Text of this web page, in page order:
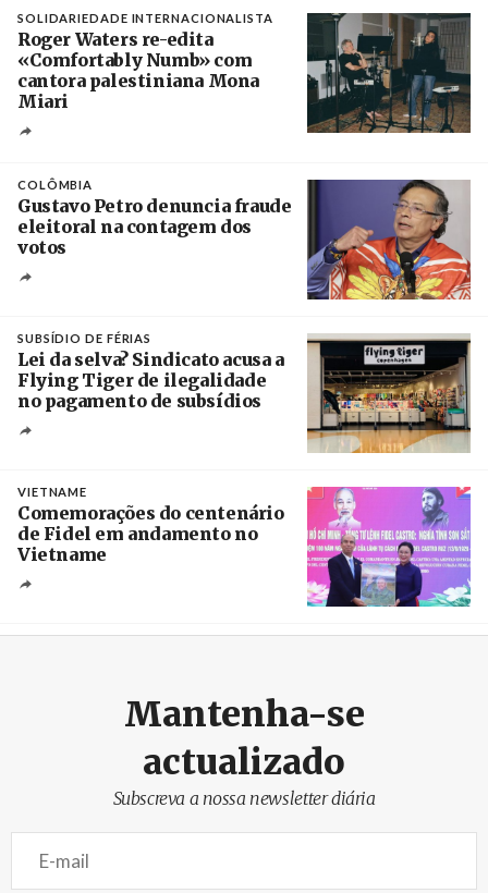
SOLIDARIEDADE INTERNACIONALISTA
Roger Waters re-edita
«Comfortably Numb» com
cantora palestiniana Mona
Miari
COLÔMBIA
Gustavo Petro denuncia fraude
eleitoral na contagem dos
votos
SUBSÍDIO DE FÉRIAS
Lei da selva? Sindicato acusa a
Flying Tiger de ilegalidade
no pagamento de subsídios
VIETNAME
Comemorações do centenário
de Fidel em andamento no
Vietname
Mantenha-se
actualizado
Subscreva a nossa newsletter diária